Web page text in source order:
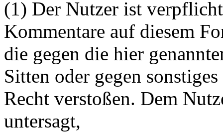
(1) Der Nutzer ist
Kommentare auf diesem
die gegen die hier
Sitten oder gegen
Recht verstoßen. Dem
untersagt,